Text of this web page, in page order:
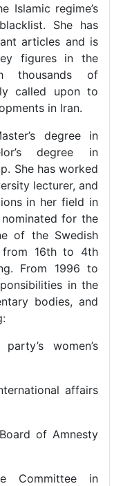
Islamic regime’s
She has
articles and is
figures in the
thousands of
called upon to
in Iran.
degree in
degree in
She has worked
lecturer, and
in her field in
for the
of the Swedish
from 16th to 4th
From 1996 to
in the
bodies, and
women’s
affairs
of Amnesty
Committee in